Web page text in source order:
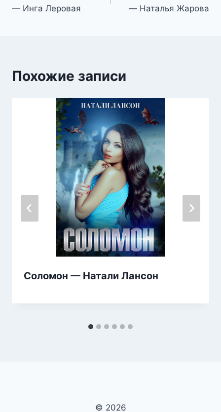
— Инга Леровая
— Наталья Жарова
Похожие записи
Соломон — Натали Лансон
© 2026